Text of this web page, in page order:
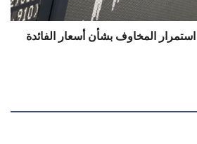
المخاوف بشأن أسعار الفائدة